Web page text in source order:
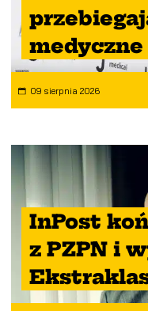
medyczne
09 sierpnia 2026
InPost
z PZPN i